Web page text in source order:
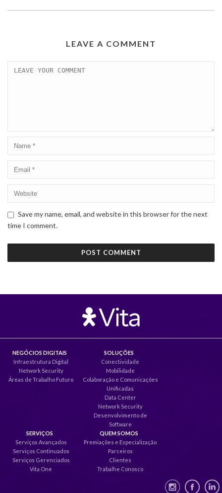
LEAVE A COMMENT
Save my name, email, and website in this browser for the next
time I comment.
NEGÓCIOS DIGITAIS
Infraestrutura Digital
Network Security
Áreas de Trabalho Futuro
SOLUÇÕES
Conectividade
Mobilidade
Colaboração e Comunicações
Unificadas
Data Center
Network Security
Desenvolvimento de
Software
SERVIÇOS
Serviços Avançados
Serviços Continuados
Serviços Gerenciados
Vita One
QUEM SOMOS
Premiações e Especialização
Parceiros
Clientes
Trabalhe Conosco